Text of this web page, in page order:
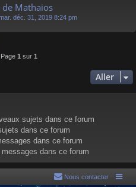
de Mathaios
déc. 31, 2019 8:24 pm
1 sur 1
Aller
sujets dans ce forum
dans ce forum
dans ce forum
dans ce forum
Nous contacter